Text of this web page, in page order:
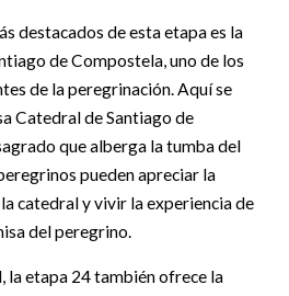
destacados de esta etapa es la
de Compostela, uno de los
de la peregrinación. Aquí se
Catedral de Santiago de
que alberga la tumba del
pueden apreciar la
catedral y vivir la experiencia de
del peregrino.
la etapa 24 también ofrece la